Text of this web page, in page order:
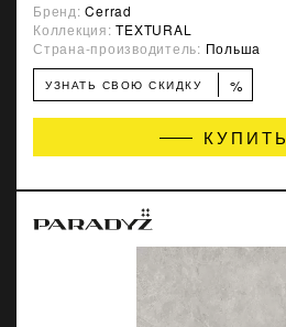
Бренд:Cerrad
Коллекция:TEXTURAL
Страна-производитель: Польша
УЗНАТЬ СВОЮ СКИДКУ %
КУПИТЬ